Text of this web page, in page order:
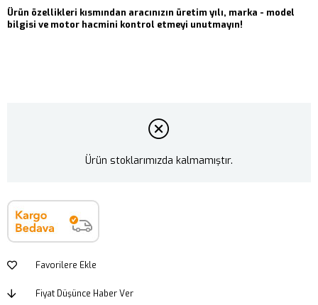
Ürün özellikleri kısmından aracınızın üretim yılı, marka - model
bilgisi ve motor hacmini kontrol etmeyi unutmayın!
Ürün stoklarımızda kalmamıştır.
Favorilere Ekle
Fiyat Düşünce Haber Ver